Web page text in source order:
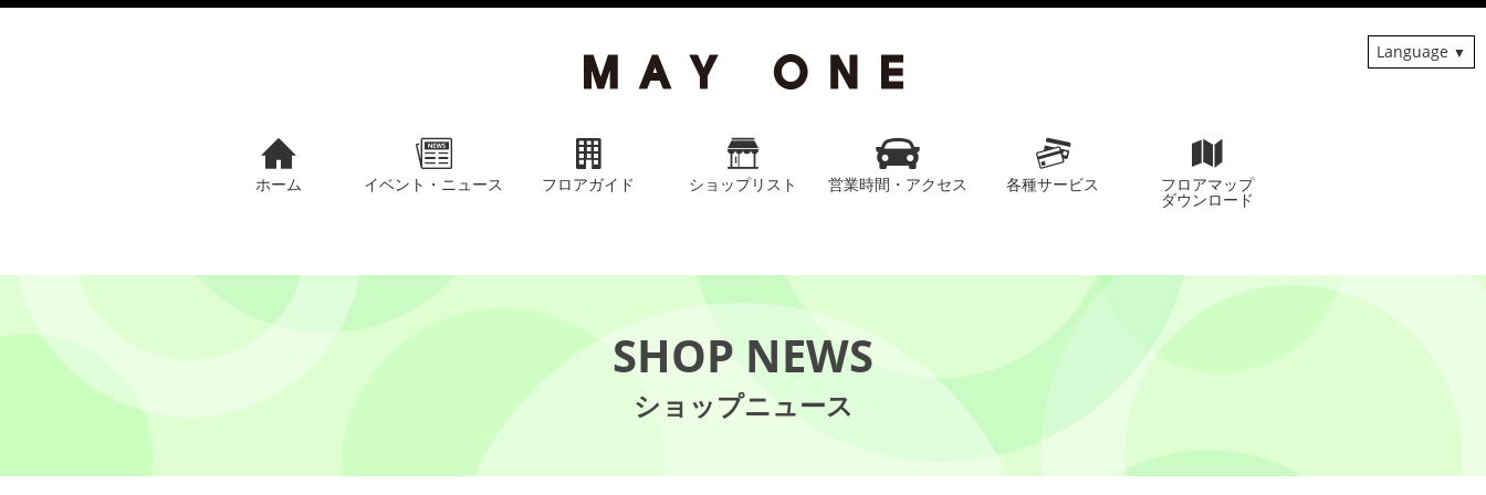
ホーム イベント・ニュース フロアガイド ショップリスト 営業時間・アクセス 各種サービス フロアマップ
ダウンロード
Language
SHOP NEWS